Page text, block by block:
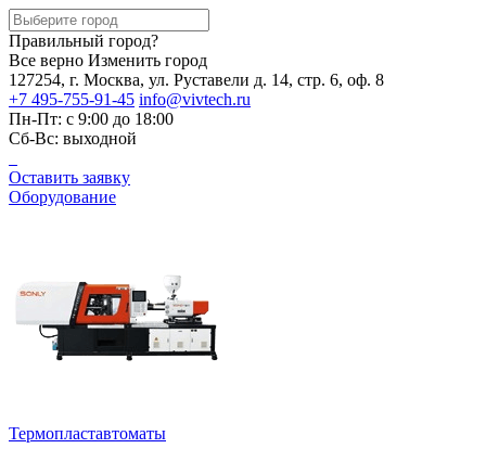
Правильный город?
Все верно Изменить город
127254, г. Москва, ул. Руставели д. 14, стр. 6, оф. 8
+7 495-755-91-45 info@vivtech.ru
Пн-Пт: с 9:00 до 18:00
Сб-Вс: выходной
Оставить заявку
Оборудование
Термопластавтоматы